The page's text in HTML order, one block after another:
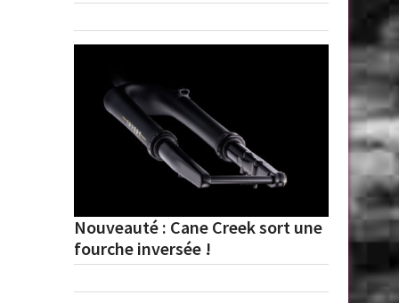
Nouveauté : Cane Creek sort une
fourche inversée !